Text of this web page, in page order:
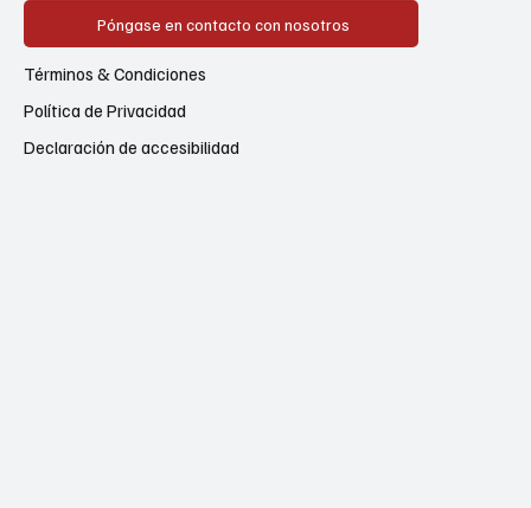
Póngase en contacto con nosotros
Política de Privacidad
Términos & Condiciones
Declaración de accesibilidad